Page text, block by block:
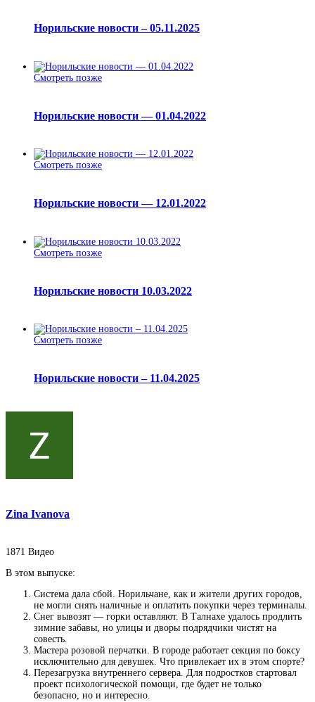
Норильские новости – 05.11.2025
Смотреть позже
Норильские новости — 01.04.2022
Смотреть позже
Норильские новости — 12.01.2022
Смотреть позже
Норильские новости 10.03.2022
Смотреть позже
Норильские новости – 11.04.2025
Zina Ivanova
1871 Видео
В этом выпуске:
Система дала сбой. Норильчане, как и жители других городов,
не могли снять наличные и оплатить покупки через терминалы.
Снег вывозят — горки оставляют. В Талнахе удалось продлить
зимние забавы, но улицы и дворы подрядчики чистят на
совесть.
Мастера розовой перчатки. В городе работает секция по боксу
исключительно для девушек. Что привлекает их в этом спорте?
Перезагрузка внутреннего сервера. Для подростков стартовал
проект психологической помощи, где будет не только
безопасно, но и интересно.